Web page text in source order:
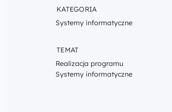
KATEGORIA
Systemy informatyczne
TEMAT
Realizacja programu
Systemy informatyczne